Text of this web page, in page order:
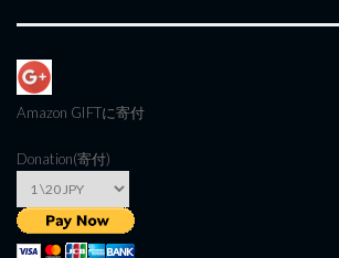
Amazon GIFTに寄付
Donation(寄付)